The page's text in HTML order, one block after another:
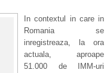
In contextul in care in
Romania se
inregistreaza, la ora
actuala, aproape
51.000 de IMM-uri